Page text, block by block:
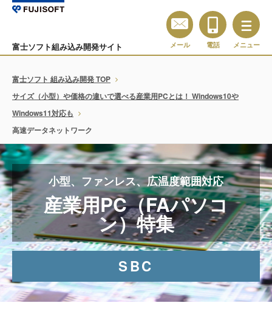
富士ソフト組み込み開発サイト メール 電話 メニュー
富士ソフト 組み込み開発 TOP
サイズ（小型）や価格の違いで選べる産業用PCとは！ Windows10や
Windows11対応も
高速データネットワーク
小型、ファンレス、広温度範囲対応
産業用PC（FAパソコ
ン）特集
SBC